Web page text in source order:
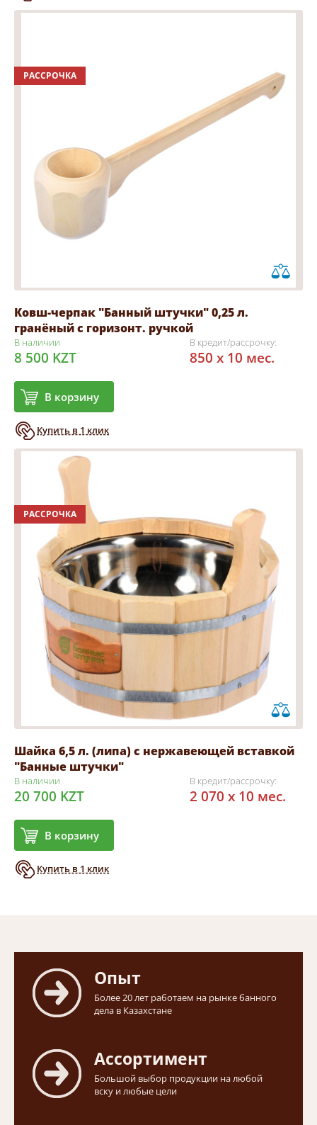
РАССРОЧКА
Ковш-черпак "Банный штучки" 0,25 л.
гранёный с горизонт. ручкой
В наличии
8 500 KZT
В корзину
Купить в 1 клик
В кредит/рассрочку:
850 x 10 мес.
РАССРОЧКА
Шайка 6,5 л. (липа) с нержавеющей вставкой
"Банные штучки"
В наличии
20 700 KZT
В корзину
Купить в 1 клик
В кредит/рассрочку:
2 070 x 10 мес.
Опыт
Более 20 лет работаем на рынке банного
дела в Казахстане
Ассортимент
Большой выбор продукции на любой
вску и любые цели